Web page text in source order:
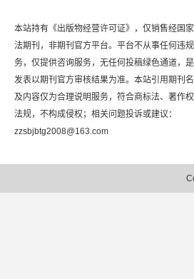
本站持有《出版物经营许可证》，仅销售经国
法期刊，非期刊官方平台。平台不从事任何违
务，仅提供咨询服务，无任何投稿绿色通道，
发表以期刊官方审核结果为准。本站引用期刊
及内容仅为合理说明服务，符合商标法、著作
法规，不构成侵权；相关问题投诉或建议：
zzsbjbtg2008@163.com